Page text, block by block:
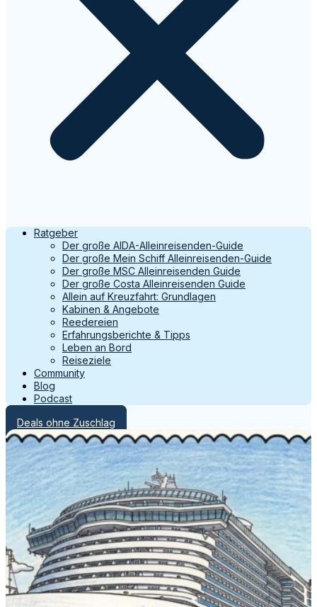
Ratgeber
Der große AIDA-Alleinreisenden-Guide
Der große Mein Schiff Alleinreisenden-Guide
Der große MSC Alleinreisenden Guide
Der große Costa Alleinreisenden Guide
Allein auf Kreuzfahrt: Grundlagen
Kabinen & Angebote
Reedereien
Erfahrungsberichte & Tipps
Leben an Bord
Reiseziele
Community
Blog
Podcast
Deals ohne Zuschlag